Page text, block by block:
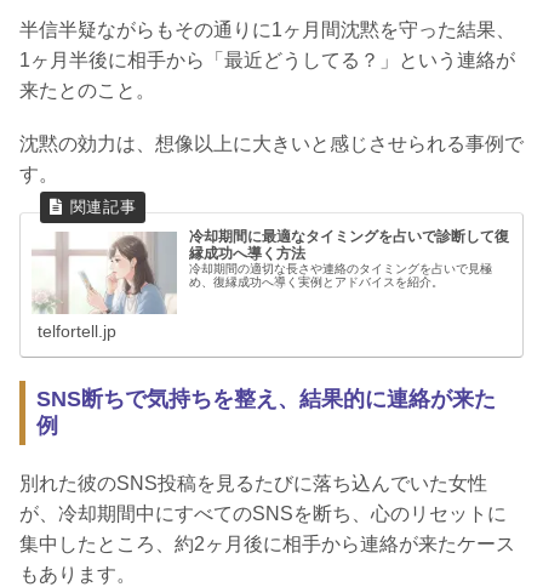
半信半疑ながらもその通りに1ヶ月間沈黙を守った結果、
1ヶ月半後に相手から「最近どうしてる？」という連絡が
来たとのこと。
沈黙の効力は、想像以上に大きいと感じさせられる事例で
す。
冷却期間に最適なタイミングを占いで診断して復
縁成功へ導く方法
冷却期間の適切な長さや連絡のタイミングを占いで見極
め、復縁成功へ導く実例とアドバイスを紹介。
telfortell.jp
SNS断ちで気持ちを整え、結果的に連絡が来た
例
別れた彼のSNS投稿を見るたびに落ち込んでいた女性
が、冷却期間中にすべてのSNSを断ち、心のリセットに
集中したところ、約2ヶ月後に相手から連絡が来たケース
もあります。